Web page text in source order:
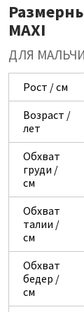
MAXI
ДЛЯ
Рост / см
Возраст /
лет
Обхват
груди /
см
Обхват
талии /
см
Обхват
бедер /
см